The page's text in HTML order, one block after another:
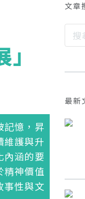
記憶，昇
維護與升
內涵的要
精神價值
事性與文
文章
最新